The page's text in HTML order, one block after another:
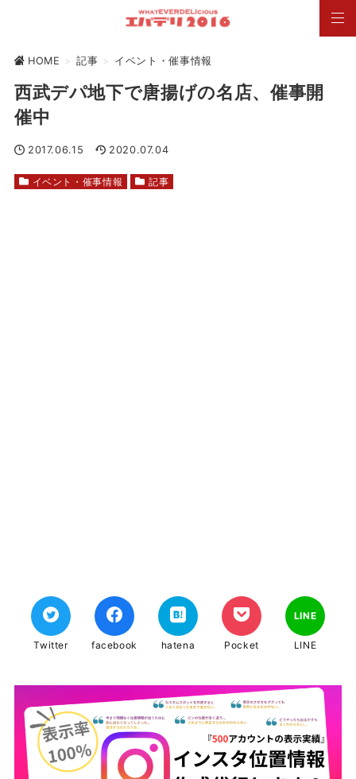
HOME > 記事 > イベント・催事情報
西武デパ地下で唐揚げの名店、催事開
催中
2017.06.15 2020.07.04
イベント・催事情報 記事
Twitter facebook hatena Pocket
LINE
LINE